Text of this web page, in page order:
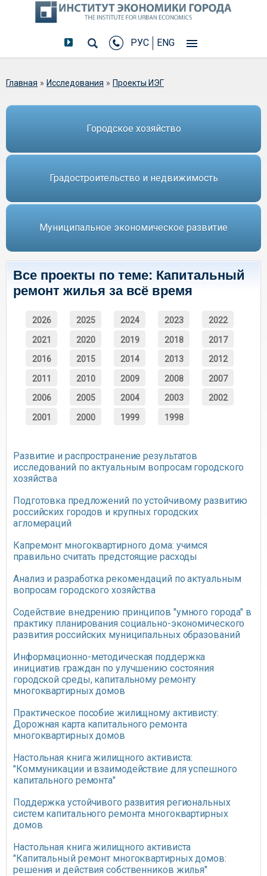
РУС ENG
Вы здесь
Главная » Исследования » Проекты ИЭГ
Городское хозяйство
Градостроительство и недвижимость
Муниципальное экономическое развитие
Все проекты по теме: Капитальный
ремонт жилья за всё время
2026 2025 2024 2023 2022
2021 2020 2019 2018 2017
2016 2015 2014 2013 2012
2011 2010 2009 2008 2007
2006 2005 2004 2003 2002
2001 2000 1999 1998
Развитие и распространение результатов
исследований по актуальным вопросам городского
хозяйства
Подготовка предложений по устойчивому развитию
российских городов и крупных городских
агломераций
Капремонт многоквартирного дома: учимся
правильно считать предстоящие расходы
Анализ и разработка рекомендаций по актуальным
вопросам городского хозяйства
Содействие внедрению принципов "умного города" в
практику планирования социально-экономического
развития российских муниципальных образований
Информационно-методическая поддержка
инициатив граждан по улучшению состояния
городской среды, капитальному ремонту
многоквартирных домов
Практическое пособие жилищному активисту:
Дорожная карта капитального ремонта
многоквартирных домов
Настольная книга жилищного активиста:
"Коммуникации и взаимодействие для успешного
капитального ремонта"
Поддержка устойчивого развития региональных
систем капитального ремонта многоквартирных
домов
Настольная книга жилищного активиста
"Капитальный ремонт многоквартирных домов:
решения и действия собственников жилья"